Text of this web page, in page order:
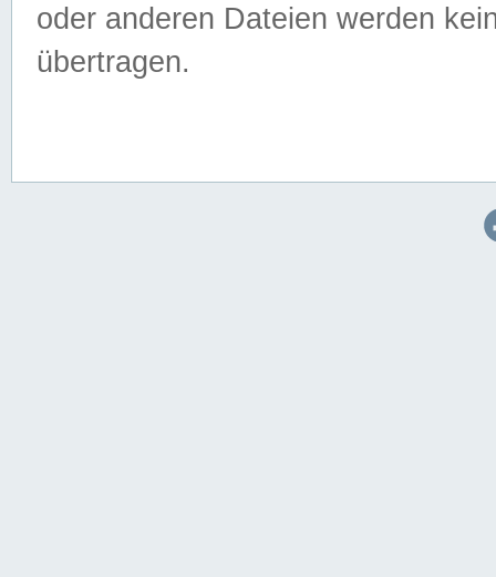
oder anderen Dateien werden
übertragen.